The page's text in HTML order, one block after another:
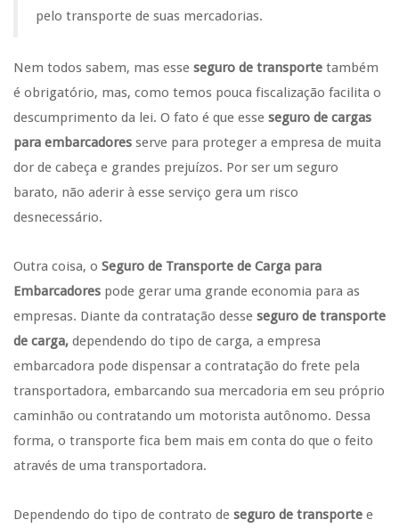
pelo transporte de suas mercadorias.
Nem todos sabem, mas esse seguro de transporte também
é obrigatório, mas, como temos pouca fiscalização facilita o
descumprimento da lei. O fato é que esse seguro de cargas
para embarcadores serve para proteger a empresa de muita
dor de cabeça e grandes prejuízos. Por ser um seguro
barato, não aderir à esse serviço gera um risco
desnecessário.
Outra coisa, o Seguro de Transporte de Carga para
Embarcadores pode gerar uma grande economia para as
empresas. Diante da contratação desse seguro de transporte
de carga, dependendo do tipo de carga, a empresa
embarcadora pode dispensar a contratação do frete pela
transportadora, embarcando sua mercadoria em seu próprio
caminhão ou contratando um motorista autônomo. Dessa
forma, o transporte fica bem mais em conta do que o feito
através de uma transportadora.
Dependendo do tipo de contrato de seguro de transporte e